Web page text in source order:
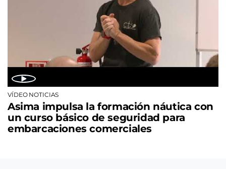
VÍDEO NOTICIAS
Asima impulsa la formación náutica con
un curso básico de seguridad para
embarcaciones comerciales